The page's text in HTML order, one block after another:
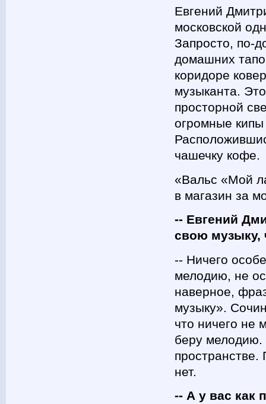
Евгений
московской
Запросто, по-
домашних
коридоре
музыканта.
просторной
огромные
чашечку кофе.
«Вальс «Мой
в магазин за
-- Евгений
свою музыку,
-- Ничего
мелодию, не
наверное,
музыку».
что ничего не
беру мелодию.
нет.
-- А у вас как